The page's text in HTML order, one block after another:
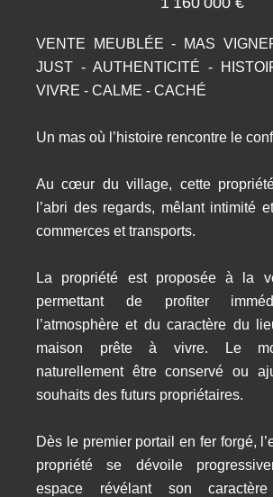
VENTE MEUBLÉE - MAS
JUST - AUTHENTICITÉ -
VIVRE - CALME - CACHÉ
Un mas où l’histoire rencontre le
Au cœur du village, cette
l’abri des regards, mêlant intimité
commerces et transports.
La propriété est proposée à la
permettant de profiter
l’atmosphère et du caractère du
maison prête à vivre. Le
naturellement être conservé ou
souhaits des futurs propriétaires.
Dès le premier portail en fer forgé,
propriété se dévoile
espace révélant son